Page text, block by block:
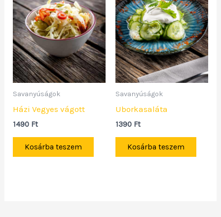
Savanyúságok
Házi Vegyes vágott
1490 Ft
Kosárba teszem
Savanyúságok
Uborkasaláta
1390 Ft
Kosárba teszem